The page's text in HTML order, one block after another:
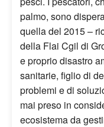
palmo, sono
quella del 2015 –
della Flai Cgil di
e proprio disastro
sanitarie, figlio di
problemi e di
mai preso in
ecosistema da